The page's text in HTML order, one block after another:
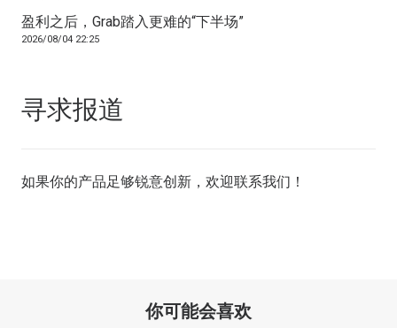
盈利之后，Grab踏入更难的“下半场”
2026/08/04 22:25
寻求报道
如果你的产品足够锐意创新，欢迎联系我们 ！
你可能会喜欢